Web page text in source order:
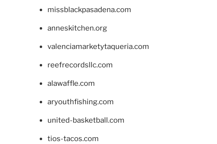
missblackpasadena.com
anneskitchen.org
valenciamarketytaqueria.com
reefrecordsllc.com
alawaffle.com
aryouthfishing.com
united-basketball.com
tios-tacos.com